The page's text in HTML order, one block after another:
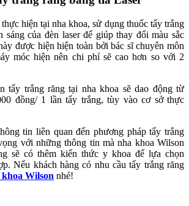
hiện tại nha khoa, sử dụng thuốc tẩy trắng
sáng của đèn laser để giúp thay đổi màu sắc
được hiện hiện toàn bởi bác sĩ chuyên môn
móc hiện nên chi phí sẽ cao hơn so với 2
tẩy trắng răng tại nha khoa sẽ dao động từ
đồng/ 1 lần tẩy trắng, tùy vào cơ sở thực
tin liên quan đến phương pháp tẩy trắng
với những thông tin mà nha khoa Wilson
sẽ có thêm kiến thức y khoa để lựa chọn
Nếu khách hàng có nhu cầu tẩy trắng răng
Wilson nhé!